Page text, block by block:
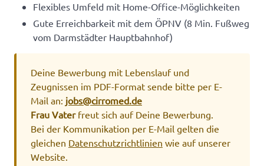
Flexibles Umfeld mit Home-Office-Möglichkeiten
Gute Erreichbarkeit mit dem ÖPNV (8 Min. Fußweg
vom Darmstädter Hauptbahnhof)
Deine Bewerbung mit Lebenslauf und
Zeugnissen im PDF-Format sende bitte per E-
Mail an: jobs@cirromed.de
Frau Vaterfreut sich auf Deine Bewerbung.
Bei der Kommunikation per E-Mail gelten die
gleichen Datenschutzrichtlinien wie auf unserer
Website.